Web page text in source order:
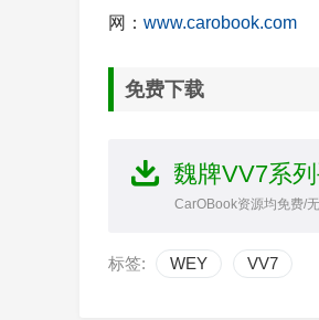
网： www.carobook.com
免费下载
魏牌VV7系
CarOBook资源均免费/
标签: WEY VV7